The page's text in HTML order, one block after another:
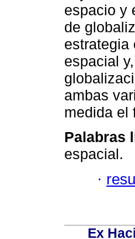
espacio y
de
estrategia
espacial
ambas
medida el
Palabras
espacial.
·
Ex